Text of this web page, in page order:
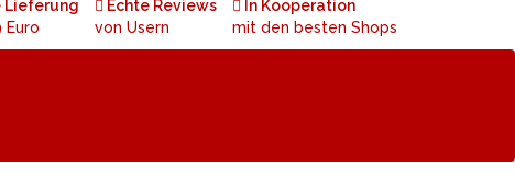
Lieferung
Euro
Echte Reviews
von Usern
In Kooperation
mit den besten Shops